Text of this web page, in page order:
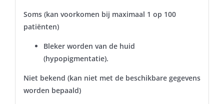
Soms (kan voorkomen bij maximaal 1 op 100
patiënten)
Bleker worden van de huid
(hypopigmentatie).
Niet bekend (kan niet met de beschikbare gegevens
worden bepaald)